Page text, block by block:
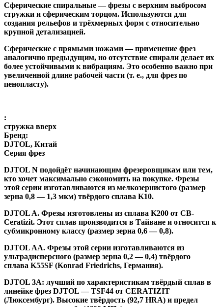
Сферические спиральные— фрезы с верхним выбросом
стружки и сферическим торцом. Используются для
создания рельефов и трёхмерных форм с относительно
крупной детализацией.
Сферические с прямыми ножами— применение фрез
аналогично предыдущим, но отсутствие спирали делает их
более устойчивыми к вибрациям. Это особенно важно при
увеличенной длине рабочей части (т. е., для фрез по
пенопласту).
:
стружка вверх
Бренд:
DJTOL, Китай
Серия фрез
DJTOL N подойдёт начинающим фрезеровщикам или тем,
кто хочет максимально сэкономить на покупке. Фрезы
этой серии изготавливаются из мелкозернистого (размер
зерна 0,8 — 1,3 мкм) твёрдого сплава K10.
DJTOL A. Фрезы изготовлены из сплава K200 от CB-
Ceratizit. Этот сплав производится в Тайване и относится к
субмикронному классу (размер зерна 0,6 — 0,8).
DJTOL AA. Фрезы этой серии изготавливаются из
ультрадисперсного (размер зерна 0,2 — 0,4) твёрдого
сплава K55SF (Konrad Friedrichs, Германия).
DJTOL 3A: лучший по характеристикам твёрдый сплав в
линейке фрез DJTOL — TSF44 от CERATIZIT
(Люксембург). Высокие твёрдость (92,7 HRA) и предел